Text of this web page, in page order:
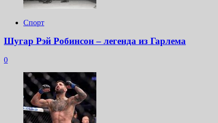
Спорт
Шугар Рэй Робинсон – легенда из Гарлема
0